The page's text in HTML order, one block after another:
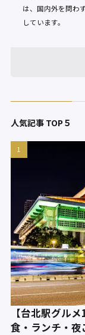
は、国内外を問わ
しています。
人気記事 TOP５
【台北駅グル
食・ランチ・夜